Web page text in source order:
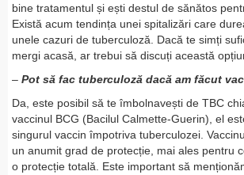
bine tratamentul și ești destul de sănătos
Există acum tendința unei spitalizări care
unele cazuri de tuberculoză. Dacă te simți
mergi acasă, ar trebui să discuți această
– Pot să fac tuberculoză dacă am făcut
Da, este posibil să te îmbolnavești de TBC
vaccinul BCG (Bacilul Calmette-Guerin), el
singurul vaccin împotriva tuberculozei.
un anumit grad de protecție, mai ales pentru
o protecție totală. Este important să